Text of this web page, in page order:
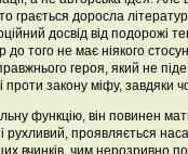
грається доросла
досвід від подорожі
того не має ніякого
героя, який не піде
проти закону міфу, завдяки
функцію, він повинен
рухливий, проявляється
вчинків, чим нерозривно